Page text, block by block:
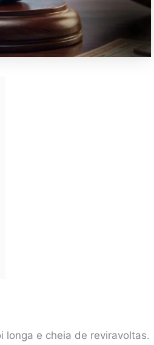
longa e cheia de reviravoltas.